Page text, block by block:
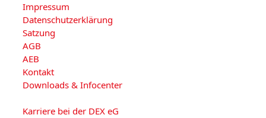
Impressum
Datenschutzerklärung
Satzung
AGB
AEB
Kontakt
Downloads & Infocenter
Karriere bei der DEX eG